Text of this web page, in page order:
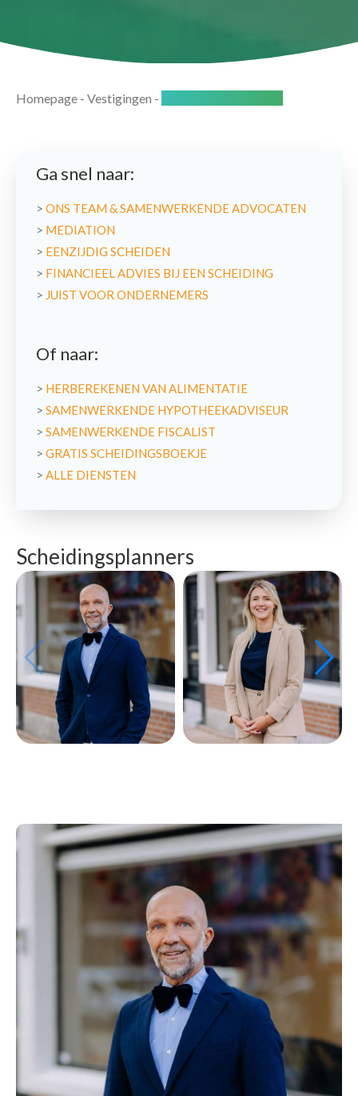
Homepage - Vestigingen -
Ga snel naar:
> ONS TEAM & SAMENWERKENDE ADVOCATEN
> MEDIATION
> EENZIJDIG SCHEIDEN
> FINANCIEEL ADVIES BIJ EEN SCHEIDING
> JUIST VOOR ONDERNEMERS
Of naar:
> HERBEREKENEN VAN ALIMENTATIE
> SAMENWERKENDE HYPOTHEEKADVISEUR
> SAMENWERKENDE FISCALIST
> GRATIS SCHEIDINGSBOEKJE
> ALLE DIENSTEN
Scheidingsplanners